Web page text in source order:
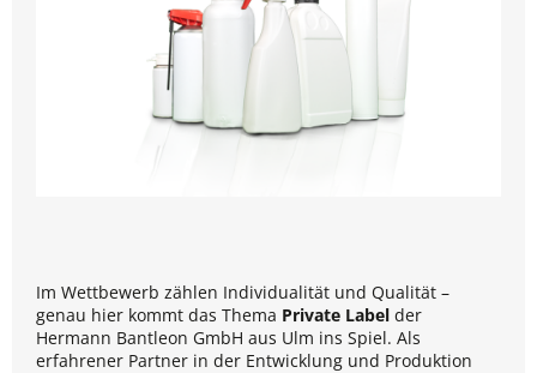
Im Wettbewerb zählen Individualität und Qualität –
genau hier kommt das Thema Private Label der
Hermann Bantleon GmbH aus Ulm ins Spiel. Als
erfahrener Partner in der Entwicklung und Produktion